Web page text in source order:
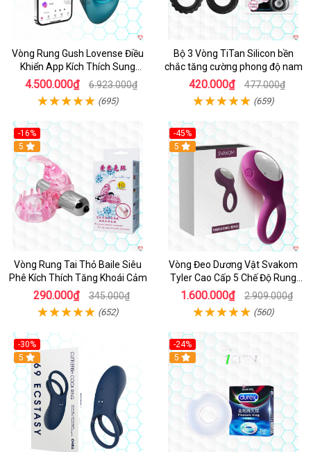
Vòng Rung Gush Lovense Điều
Khiển App Kích Thích Sung
Sướng
4.500.000₫ 6.923.000₫
(695)
Bộ 3 Vòng TiTan Silicon bền
chắc tăng cường phong độ nam
420.000₫ 477.000₫
(659)
-16%
Hot
5
Vòng Rung Tai Thỏ Baile Siêu
Phê Kích Thích Tăng Khoái Cảm
290.000₫ 345.000₫
(652)
-45%
5
Vòng Đeo Dương Vật Svakom
Tyler Cao Cấp 5 Chế Độ Rung
Mạnh Mẽ Kích Thích Điểm G
1.600.000₫ 2.909.000₫
(560)
-30%
Hot
5
-24%
5